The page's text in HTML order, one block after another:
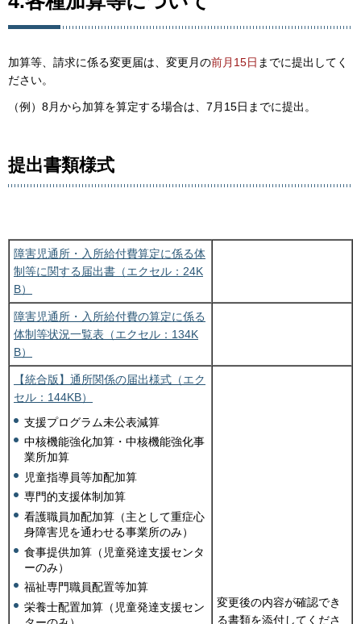
加算等、請求に係る変更届は、変更月の前月15日 までに提出してく
ださい。
（例）8月から加算を算定する場合は、7月15日までに提出。
提出書類様式
障害児通所・入所給付費算定に係る体
制等に関する届出書（エクセル：24K
B）
障害児通所・入所給付費の算定に係る
体制等状況一覧表（エクセル：134K
B）
【統合版】通所関係の届出様式（エク
セル：144KB）
支援プログラム未公表減算
中核機能強化加算・中核機能強化事
業所加算
児童指導員等加配加算
専門的支援体制加算
看護職員加配加算（主として重症心
身障害児を通わせる事業所のみ）
食事提供加算（児童発達支援センタ
ーのみ）
福祉専門職員配置等加算
栄養士配置加算（児童発達支援セン
変更後の内容が確認でき
る書類を添付してくださ